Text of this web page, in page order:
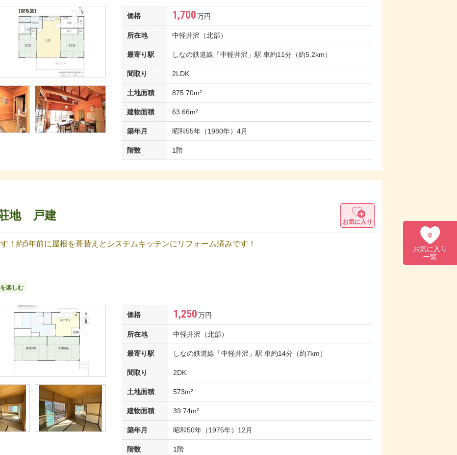
0
お気に入り
一覧
価格 1,700万円
所在地 中軽井沢（北部）
最寄り駅 しなの鉄道線「中軽井沢」駅 車約11分（約5.2km）
間取り 2LDK
土地面積 875.70m²
建物面積 63.66m²
築年月 昭和55年（1980年）4月
階数 1階
地 戸建 お気に入り
！約5年前に屋根を葺替えとシステムキッチンにリフォーム済みです！
楽しむ
価格 1,250万円
所在地 中軽井沢（北部）
最寄り駅 しなの鉄道線「中軽井沢」駅 車約14分（約7km）
間取り 2DK
土地面積 573m²
建物面積 39.74m²
築年月 昭和50年（1975年）12月
階数 1階